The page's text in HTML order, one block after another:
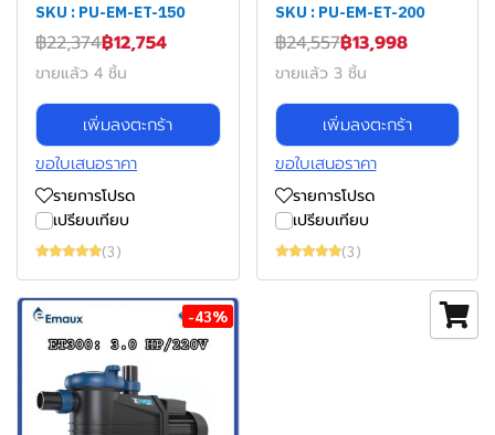
SKU : PU-EM-ET-150
฿22,374฿12,754
ขายแล้ว 4 ชิ้น
เพิ่มลงตะกร้า
ขอใบเสนอราคา
รายการโปรด
เปรียบเทียบ
(3)
SKU : PU-EM-ET-200
฿24,557฿13,998
ขายแล้ว 3 ชิ้น
เพิ่มลงตะกร้า
ขอใบเสนอราคา
รายการโปรด
เปรียบเทียบ
(3)
-43%